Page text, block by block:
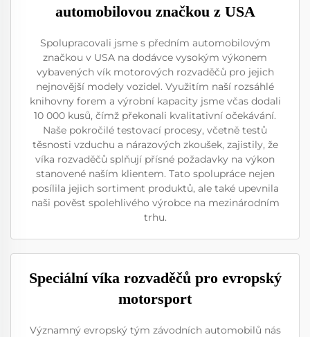
automobilovou značkou z USA
Spolupracovali jsme s předním automobilovým
značkou v USA na dodávce vysokým výkonem
vybavených vík motorových rozvaděčů pro jejich
nejnovější modely vozidel. Využitím naší rozsáhlé
knihovny forem a výrobní kapacity jsme včas dodali
10 000 kusů, čímž překonali kvalitativní očekávání.
Naše pokročilé testovací procesy, včetně testů
těsnosti vzduchu a nárazových zkoušek, zajistily, že
víka rozvaděčů splňují přísné požadavky na výkon
stanovené naším klientem. Tato spolupráce nejen
posílila jejich sortiment produktů, ale také upevnila
naši pověst spolehlivého výrobce na mezinárodním
trhu.
Speciální víka rozvaděčů pro evropský
motorsport
Významný evropský tým závodních automobilů nás